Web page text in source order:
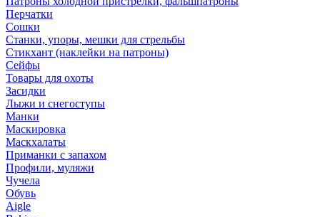
Перчатки
Сошки
Станки, упоры, мешки для стрельбы
Стикхант (наклейки на патроны)
Сейфы
Товары для охоты
Засидки
Лыжи и снегоступы
Манки
Маскировка
Маскхалаты
Приманки с запахом
Профили, муляжи
Чучела
Обувь
Aigle